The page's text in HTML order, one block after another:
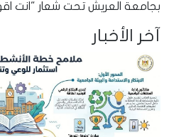
بجامعة العريش تحت شعار "انت
آخر الأخبار